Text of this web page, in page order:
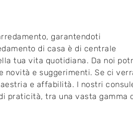
garantendoti
di casa è di centrale
tua vita quotidiana. Da noi
novità e suggerimenti. Se ci
e affabilità. I nostri
praticità, tra una vasta gamma